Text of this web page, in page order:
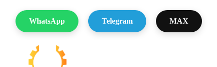
WhatsApp Telegram MAX